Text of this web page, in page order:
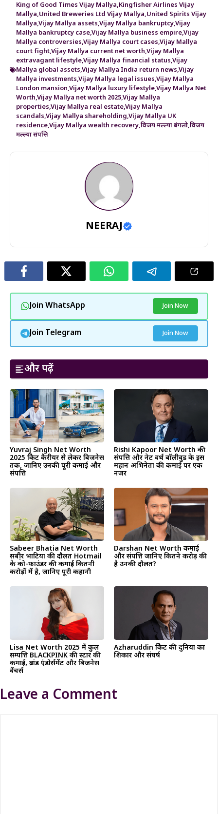
King of Good Times Vijay Mallya,Kingfisher Airlines Vijay
Mallya,United Breweries Ltd Vijay Mallya,United Spirits Vijay
Mallya,Vijay Mallya assets,Vijay Mallya bankruptcy,Vijay
Mallya bankruptcy case,Vijay Mallya business empire,Vijay
Mallya controversies,Vijay Mallya court cases,Vijay Mallya
court fight,Vijay Mallya current net worth,Vijay Mallya
extravagant lifestyle,Vijay Mallya financial status,Vijay
Mallya global assets,Vijay Mallya India return news,Vijay
Mallya investments,Vijay Mallya legal issues,Vijay Mallya
London mansion,Vijay Mallya luxury lifestyle,Vijay Mallya Net
Worth,Vijay Mallya net worth 2025,Vijay Mallya
properties,Vijay Mallya real estate,Vijay Mallya
scandals,Vijay Mallya shareholding,Vijay Mallya UK
residence,Vijay Mallya wealth recovery,विजय मल्ल्या बंगलो,विजय
मल्ल्या संपत्ति
NEERAJ
Join WhatsApp Join Now
Join Telegram Join Now
और पढ़ें
Yuvraj Singh Net Worth
2025 क्रिकेट कैरीयर से लेकर बिजनेस
तक, जानिए उनकी पूरी कमाई और
संपत्ति
Rishi Kapoor Net Worth की
संपत्ति और नेट वर्थ बॉलीवुड के इस
महान अभिनेता की कमाई पर एक
नजर
Sabeer Bhatia Net Worth
सबी़र भाटिया की दौलत Hotmail
के को-फाउंडर की कमाई कितनी
करोड़ों में है, जानिए पूरी कहानी
Darshan Net Worth कमाई
और संपत्ति जानिए कितने करोड़ की
है उनकी दौलत?
Lisa Net Worth 2025 में कुल
सम्पत्ति BLACKPINK की स्टार की
कमाई, ब्रांड एंडोर्समेंट और बिजनेस
वेंचर्स
Azharuddin क्रिकेट की दुनिया का
शिकार और संघर्ष
Leave a Comment